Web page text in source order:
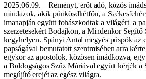
2025.06.09. – Reményt, erőt adó, közös
mindazok, akik pünkösdhétfőn, a
imanapján együtt fohászkodtak a világért, a
szerzetesekért Bodajkon, a Mindenkor Segítő
kegyhelyen. Spányi Antal megyés püspök az
papságával bemutatott szentmisében arra
egykor az apostolok, közösen imádkozva,
a Boldogságos Szűz Máriával együtt kérjék a
megújító erejét az egész világra.